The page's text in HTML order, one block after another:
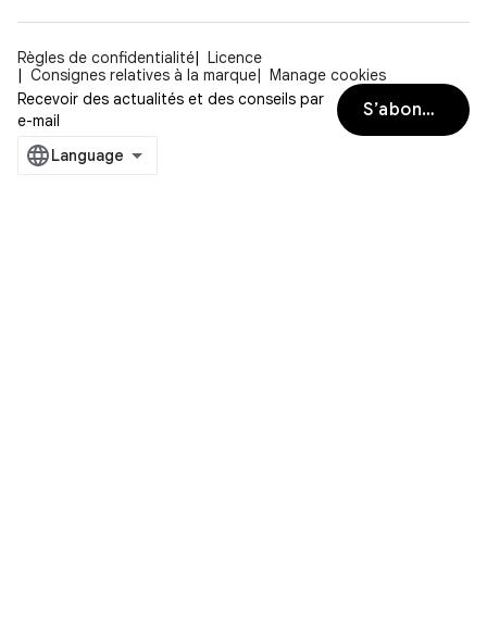
Règles de confidentialité
Licence
Consignes relatives à la marque
Manage cookies
Recevoir des actualités et des conseils par
e-mail
S’abonner